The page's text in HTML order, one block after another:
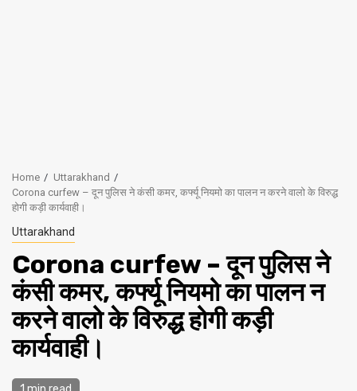
Home
Uttarakhand
Corona curfew – दून पुलिस ने कंसी कमर, कर्फ्यू नियमो का पालन न करने वालो के विरुद्ध
होगी कड़ी कार्यवाही।
Uttarakhand
Corona curfew – दून पुलिस ने
कंसी कमर, कर्फ्यू नियमो का पालन न
करने वालो के विरुद्ध होगी कड़ी
कार्यवाही।